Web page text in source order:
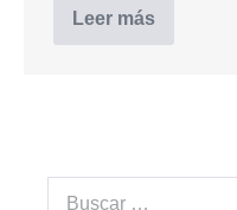
Leer más